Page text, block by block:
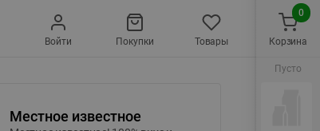
Войти Покупки Товары
Местное известное
Корзина
0
Пусто